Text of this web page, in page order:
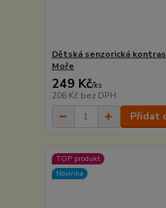
Dětská senzorická
Moře
249 Kč/ks
206 Kč bez DPH
Přidat
TOP produkt
Novinka